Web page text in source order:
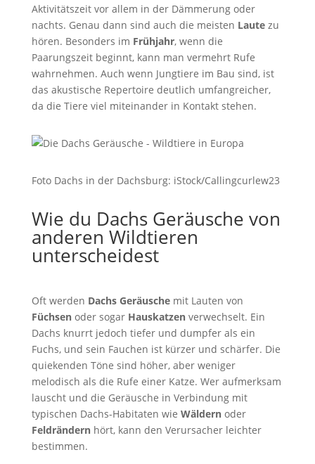
Aktivitätszeit vor allem in der Dämmerung oder
nachts. Genau dann sind auch die meisten Lautezu
hören. Besonders im Frühjahr, wenn die
Paarungszeit beginnt, kann man vermehrt Rufe
wahrnehmen. Auch wenn Jungtiere im Bau sind, ist
das akustische Repertoire deutlich umfangreicher,
da die Tiere viel miteinander in Kontakt stehen.
Foto Dachs in der Dachsburg: iStock/Callingcurlew23
Wie du Dachs Geräusche von
anderen Wildtieren
unterscheidest
Oft werden Dachs Geräuschemit Lauten von
Füchsenoder sogar Hauskatzenverwechselt. Ein
Dachs knurrt jedoch tiefer und dumpfer als ein
Fuchs, und sein Fauchen ist kürzer und schärfer. Die
quiekenden Töne sind höher, aber weniger
melodisch als die Rufe einer Katze. Wer aufmerksam
lauscht und die Geräusche in Verbindung mit
typischen Dachs-Habitaten wie Wäldernoder
Feldrändernhört, kann den Verursacher leichter
bestimmen.